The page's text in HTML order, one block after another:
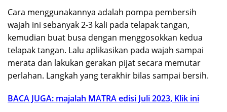
Cara menggunakannya adalah pompa pembersih
wajah ini sebanyak 2-3 kali pada telapak tangan,
kemudian buat busa dengan menggosokkan kedua
telapak tangan. Lalu aplikasikan pada wajah sampai
merata dan lakukan gerakan pijat secara memutar
perlahan. Langkah yang terakhir bilas sampai bersih.
BACA JUGA: majalah MATRA edisi Juli 2023, Klik ini